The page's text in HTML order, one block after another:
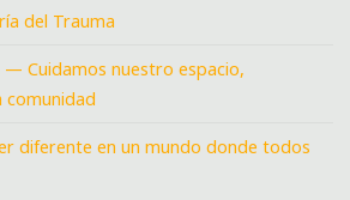
del Trauma
— Cuidamos nuestro espacio,
diferente en un mundo donde todos